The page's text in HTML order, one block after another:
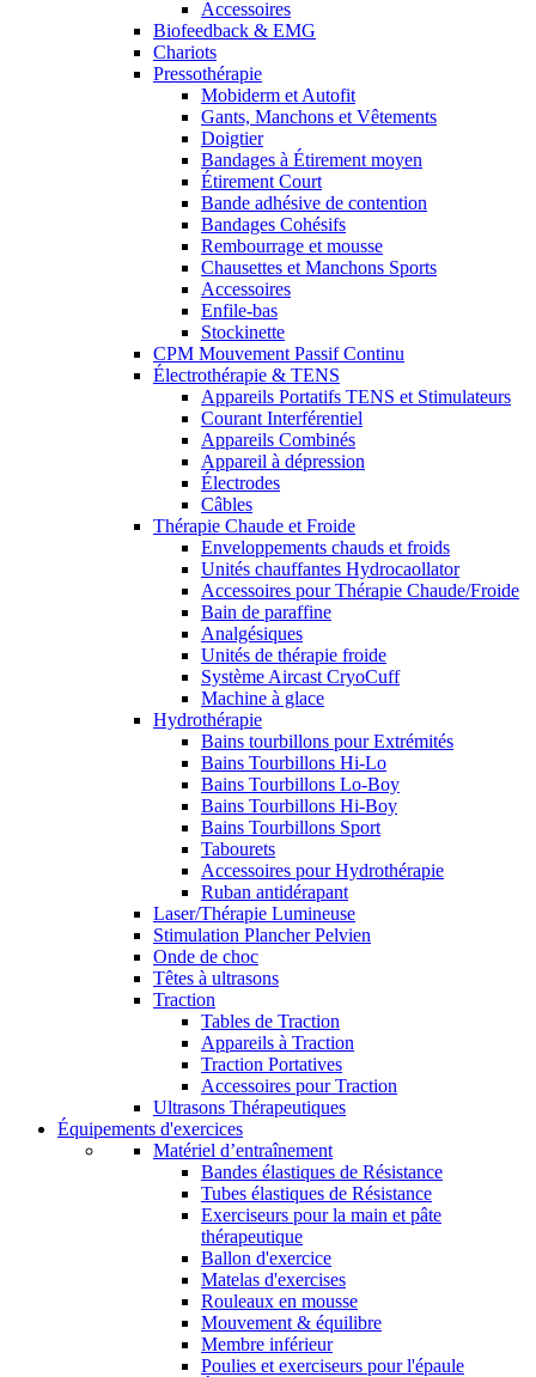
Accessoires
Biofeedback & EMG
Chariots
Pressothérapie
Mobiderm et Autofit
Gants, Manchons et Vêtements
Doigtier
Bandages à Étirement moyen
Étirement Court
Bande adhésive de contention
Bandages Cohésifs
Rembourrage et mousse
Chausettes et Manchons Sports
Accessoires
Enfile-bas
Stockinette
CPM Mouvement Passif Continu
Électrothérapie & TENS
Appareils Portatifs TENS et Stimulateurs
Courant Interférentiel
Appareils Combinés
Appareil à dépression
Électrodes
Câbles
Thérapie Chaude et Froide
Enveloppements chauds et froids
Unités chauffantes Hydrocaollator
Accessoires pour Thérapie Chaude/Froide
Bain de paraffine
Analgésiques
Unités de thérapie froide
Système Aircast CryoCuff
Machine à glace
Hydrothérapie
Bains tourbillons pour Extrémités
Bains Tourbillons Hi-Lo
Bains Tourbillons Lo-Boy
Bains Tourbillons Hi-Boy
Bains Tourbillons Sport
Tabourets
Accessoires pour Hydrothérapie
Ruban antidérapant
Laser/Thérapie Lumineuse
Stimulation Plancher Pelvien
Onde de choc
Têtes à ultrasons
Traction
Tables de Traction
Appareils à Traction
Traction Portatives
Accessoires pour Traction
Ultrasons Thérapeutiques
Équipements d'exercices
Matériel d’entraînement
Bandes élastiques de Résistance
Tubes élastiques de Résistance
Exerciseurs pour la main et pâte
thérapeutique
Ballon d'exercice
Matelas d'exercises
Rouleaux en mousse
Mouvement & équilibre
Membre inférieur
Poulies et exerciseurs pour l'épaule